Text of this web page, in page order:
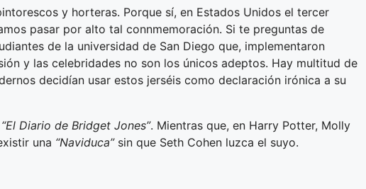
y horteras. Porque sí, en Estados Unidos el tercer
pasar por alto tal connmemoración. Si te preguntas de
de la universidad de San Diego que, implementaron
y las celebridades no son los únicos adeptos. Hay multitud de
decidían usar estos jerséis como declaración irónica a su
“El Diario de Bridget Jones”. Mientras que, en Harry Potter, Molly
una “Naviduca”sin que Seth Cohen luzca el suyo.